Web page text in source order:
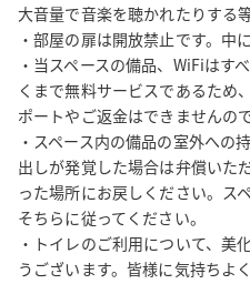
大音量で音楽を聴かれたりする
・部屋の扉は開放禁止です。中
・当スペースの備品、WiFiはす
くまで無料サービスであるため
ポートやご返金はできませんの
・スペース内の備品の室外への
出しが発覚した場合は弁償いた
った場所にお戻しください。ス
そちらに従ってください。
・トイレのご利用について、美
うございます。皆様に気持ちよ